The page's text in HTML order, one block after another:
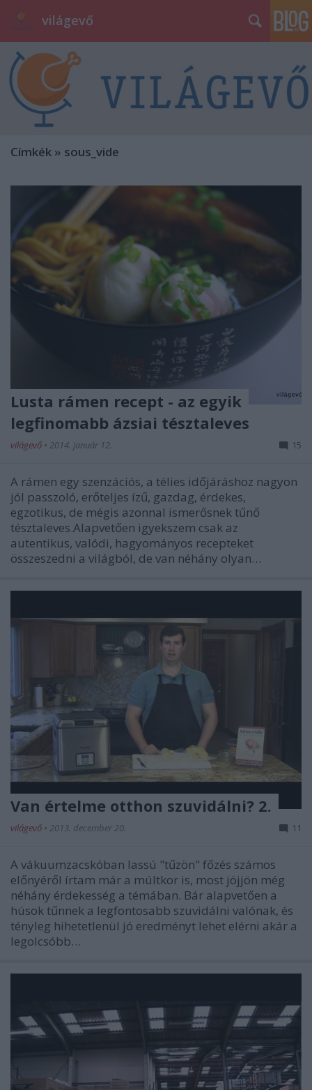
világevő
Címkék » sous_vide
Lusta rámen recept - az egyik
legfinomabb ázsiai tésztaleves
világevő • 2014. január 12. 15
A rámen egy szenzációs, a télies időjáráshoz nagyon
jól passzoló, erőteljes ízű, gazdag, érdekes,
egzotikus, de mégis azonnal ismerősnek tűnő
tésztaleves.Alapvetően igyekszem csak az
autentikus, valódi, hagyományos recepteket
összeszedni a világból, de van néhány olyan…
Van értelme otthon szuvidálni? 2.
világevő • 2013. december 20. 11
A vákuumzacskóban lassú "tűzön" főzés számos
előnyéről írtam már a múltkor is, most jöjjön még
néhány érdekesség a témában. Bár alapvetően a
húsok tűnnek a legfontosabb szuvidálni valónak, és
tényleg hihetetlenül jó eredményt lehet elérni akár a
legolcsóbb…